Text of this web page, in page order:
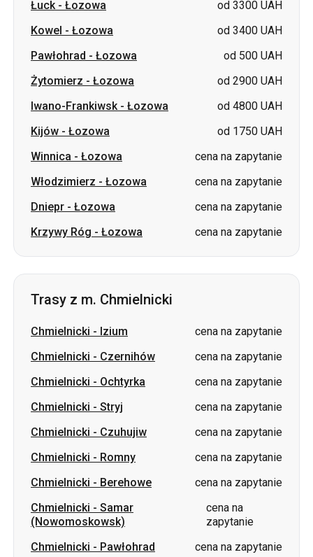
Żytomierz-Łozowa
od 2900 UAH
Iwano-Frankiwsk
od 4800 UAH
Kijów-Łozowa
od 1750 UAH
Winnica-Łozowa
cena na zapytanie
Włodzimierz-Łozowa
cena na zapytanie
Dniepr-Łozowa
cena na zapytanie
Krzywy Róg-Łozowa cena na zapytanie
Trasy z m. Chmielnicki
Chmielnicki-Izium
cena na zapytanie
Chmielnicki- Ochtyrka
Chmielnicki-Stryj
cena na zapytanie
Chmielnicki-Czuhujiw
cena na zapytanie
Chmielnicki-Romny
cena na zapytanie
Chmielnicki-Berehowe
cena na zapytanie
Chmielnicki-Samar
cena na